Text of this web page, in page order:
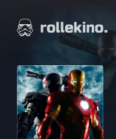
suoraan
Elokuvat ja elokuva-arviot | Rollekino.fi
jälkeen.